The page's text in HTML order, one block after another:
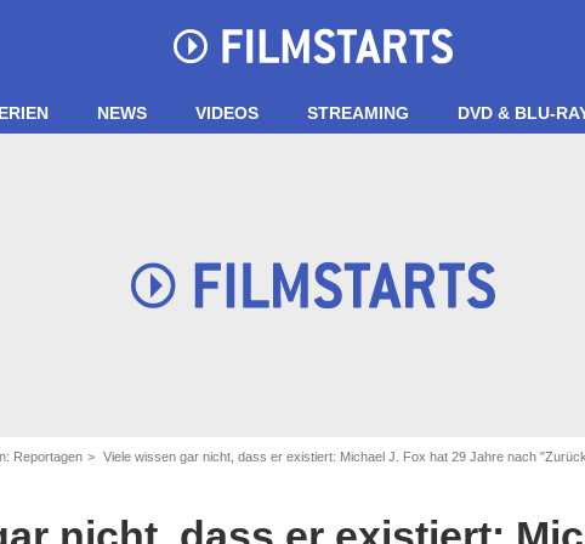
NEWS VIDEOS STREAMING DVD & BLU-
Reportagen Viele wissen gar nicht, dass er existiert: Michael J. Fox hat 29 Jahre nach "Zurück in